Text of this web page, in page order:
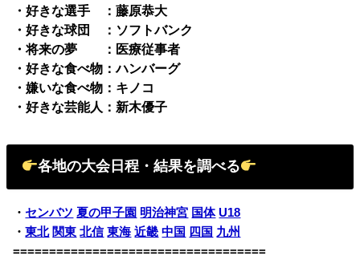
・好きな選手 ：藤原恭大
・好きな球団 ：ソフトバンク
・将来の夢 ：医療従事者
・好きな食べ物：ハンバーグ
・嫌いな食べ物：キノコ
・好きな芸能人：新木優子
各地の大会日程・結果を調べる
・ センバツ 夏の甲子園 明治神宮 国体 U18
・東北 関東 北信 東海 近畿 中国 四国 九州
===================================